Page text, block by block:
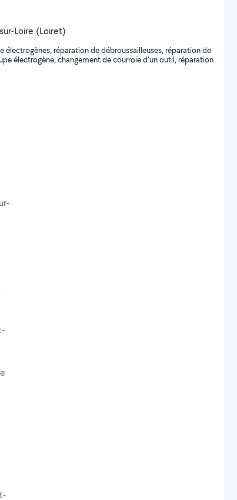
Loire (Loiret)
réparation de débroussailleuses, réparation de
électrogène, changement de courroie d'un outil, réparation